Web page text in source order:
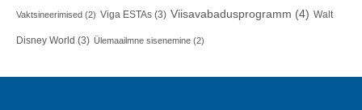
Vaktsineerimised (2) Viga ESTAs (3) Viisavabadusprogramm (4) Walt
Disney World (3) Ülemaailmne sisenemine (2)